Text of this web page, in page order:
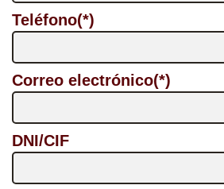
Teléfono(*)
Correo electrónico(*)
DNI/CIF